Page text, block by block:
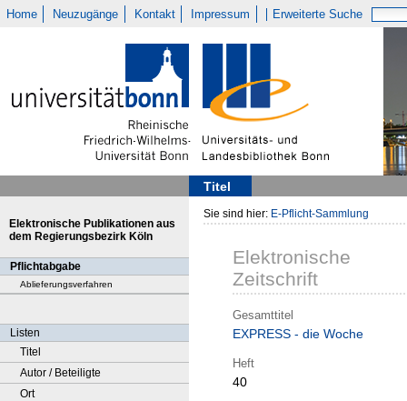
Home Neuzugänge Kontakt Impressum Erweiterte Suche
Titel
Elektronische Publikationen aus
dem Regierungsbezirk Köln
Pflichtabgabe
Ablieferungsverfahren
Listen
Titel
Autor / Beteiligte
Ort
Sie sind hier: E-Pflicht-Sammlung
Elektronische
Zeitschrift
Gesamttitel
EXPRESS - die Woche
Heft
40